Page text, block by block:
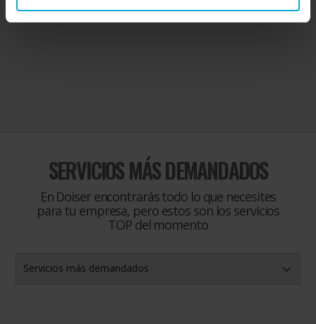
SERVICIOS MÁS DEMANDADOS
En Doiser encontrarás todo lo que necesites
para tu empresa, pero estos son los servicios
TOP del momento
Servicios más demandados